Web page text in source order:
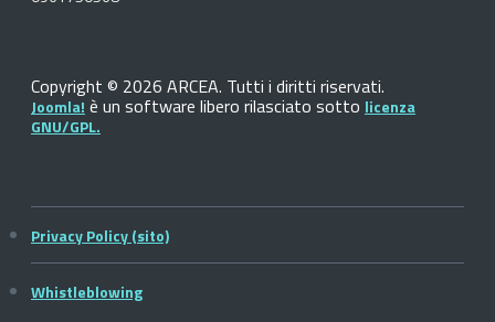
Copyright © 2026 ARCEA. Tutti i diritti riservati.
Joomla! è un software libero rilasciato sotto licenza
GNU/GPL.
Privacy Policy (sito)
Whistleblowing